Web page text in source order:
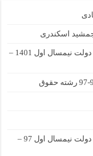
دانلود رایگان نمونه سوال اصول تنظیم و کنترل بودجه دولت نیمسال اول 1401 –
دانلود رایگان نمونه سوال اصول تنظیم و کنترل بودجه دولت نیمسال اول 97 –